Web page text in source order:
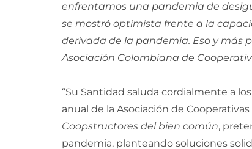
enfrentamos una pandemia de
se mostró optimista frente a la
derivada de la pandemia. Eso y más
Asociación Colombiana de
“Su Santidad saluda cordialmente a
anual de la Asociación de
Coopstructores del bien común,
pandemia, planteando soluciones